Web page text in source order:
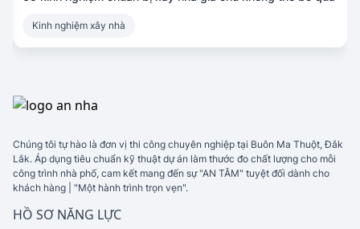
Kinh nghiệm xây nhà
Chúng tôi tự hào là đơn vị thi công chuyên nghiệp tại Buôn Ma Thuột, Đắk
Lắk. Áp dụng tiêu chuẩn kỹ thuật dự án làm thước đo chất lượng cho mỗi
công trình nhà phố, cam kết mang đến sự "AN TÂM" tuyệt đối dành cho
khách hàng | "Một hành trình trọn vẹn".
HỒ SƠ NĂNG LỰC